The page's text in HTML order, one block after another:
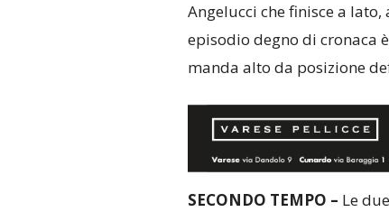
Angelucci che finisce a
episodio degno di cronaca
manda alto da posizione
SECONDO TEMPO – Le